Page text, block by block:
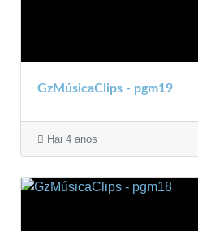
GzMúsicaClips - pgm19
Hai 4 anos